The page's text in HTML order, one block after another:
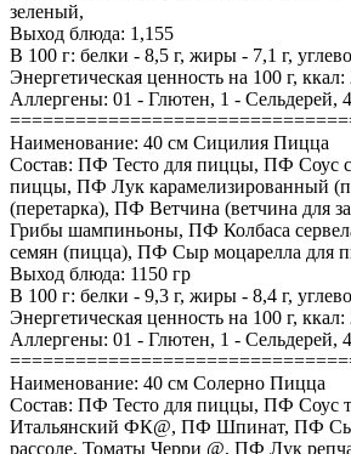
зеленый,
Выход блюда: 1,155
В 100 г: белки - 8,5 г, жиры - 7,1 г,
Энергетическая ценность на 100 г, ккал:
Аллергены: 01 - Глютен, 1 - Сельдерей,
Наименование: 40 см Сицилия Пицца
Состав: ПФ Тесто для пиццы, ПФ Соус
пиццы, ПФ Лук карамелизированный
(перетарка), ПФ Ветчина (ветчина для
Грибы шампиньоны, ПФ Колбаса
семян (пицца), ПФ Сыр моцарелла для
Выход блюда: 1150 гр
В 100 г: белки - 9,3 г, жиры - 8,4 г,
Энергетическая ценность на 100 г, ккал:
Аллергены: 01 - Глютен, 1 - Сельдерей,
Наименование: 40 см Солерно Пицца
Состав: ПФ Тесто для пиццы, ПФ Соус
Итальянский ФК@, ПФ Шпинат, ПФ
рассоле, Томаты Черри @, ПФ Лук